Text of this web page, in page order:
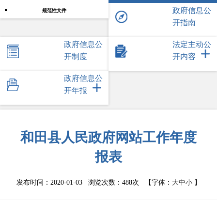
规范性文件
政府信息公
开指南
政府信息公
开制度
法定主动公
开内容
政府信息公
开年报
和田县人民政府网站工作年度
报表
发布时间：2020-01-03 浏览次数： 488次 【字体： 大中小】